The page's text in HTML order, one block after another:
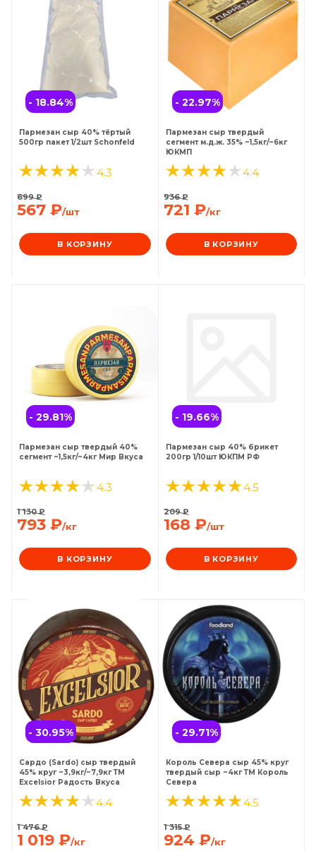
- 18.84%
Пармезан сыр 40% тёртый
500гр пакет 1/2шт Schonfeld
4.3
567 ₽/шт
699₽
В КОРЗИНУ
- 22.97%
Пармезан сыр твердый
сегмент м.д.ж. 35% ~1,5кг/~6кг
ЮКМП
4.4
721 ₽/кг
936₽
В КОРЗИНУ
- 29.81%
Пармезан сыр твердый 40%
сегмент ~1,5кг/~4кг Мир Вкуса
4.3
793 ₽/кг
1 130₽
В КОРЗИНУ
- 19.66%
Пармезан сыр 40% брикет
200гр 1/10шт ЮКПМ РФ
4.5
168 ₽/шт
209₽
В КОРЗИНУ
- 30.95%
Сардо (Sardo) сыр твердый
45% круг ~3,9кг/~7,9кг ТМ
Excelsior Радость Вкуса
4.4
1 019 ₽/кг
1 476₽
- 29.71%
Король Севера сыр 45% круг
твердый сыр ~4кг ТМ Король
Севера
4.5
924 ₽/кг
1 315₽